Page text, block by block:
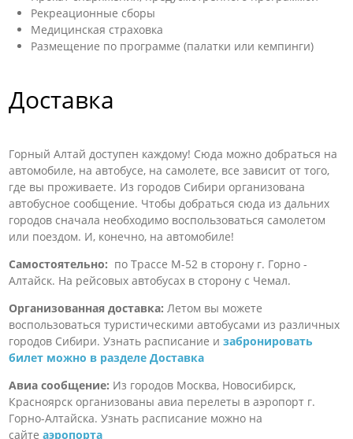
Рекреационные сборы
Медицинская страховка
Размещение по программе (палатки или кемпинги)
Доставка
Горный Алтай доступен каждому! Сюда можно добраться на
автомобиле, на автобусе, на самолете, все зависит от того,
где вы проживаете. Из городов Сибири организована
автобусное сообщение. Чтобы добраться сюда из дальних
городов сначала необходимо воспользоваться самолетом
или поездом. И, конечно, на автомобиле!
Самостоятельно: по Трассе М-52 в сторону г. Горно -
Алтайск. На рейсовых автобусах в сторону с Чемал.
Организованная доставка: Летом вы можете
воспользоваться туристическими автобусами из различных
городов Сибири. Узнать расписание и забронировать
билет можно в разделе Доставка
Авиа сообщение: Из городов Москва, Новосибирск,
Красноярск организованы авиа перелеты в аэропорт г.
Горно-Алтайска. Узнать расписание можно на
сайте аэропорта